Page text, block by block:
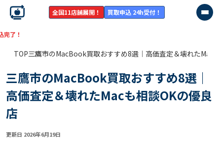
全国11店舗展開！ 買取申込 24h受付！
TOP三鷹市のMacBook買取おすすめ8選｜高価査定＆壊れたMac
三鷹市のMacBook買取おすすめ8選｜
高価査定＆壊れたMacも相談OKの優良
店
更新日 2026年6月19日